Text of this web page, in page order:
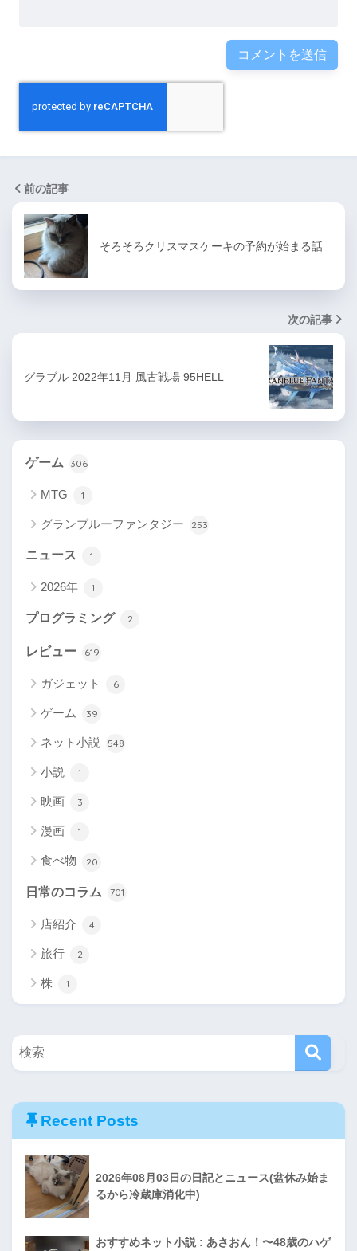
前の記事
そろそろクリスマスケーキの予約が始まる話
次の記事
グラブル 2022年11月 風古戦場 95HELL
ゲーム 306
MTG 1
グランブルーファンタジー 253
ニュース 1
2026年 1
プログラミング 2
レビュー 619
ガジェット 6
ゲーム 39
ネット小説 548
小説 1
映画 3
漫画 1
食べ物 20
日常のコラム 701
店紹介 4
旅行 2
株 1
Recent Posts
2026年08月03日の日記とニュース(盆休み始ま
るから冷蔵庫消化中)
おすすめネット小説 : あさおん！〜48歳のハゲ